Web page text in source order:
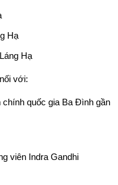
Hạ
Hạ
với:
quốc gia Ba Đình gần
viên Indra Gandhi